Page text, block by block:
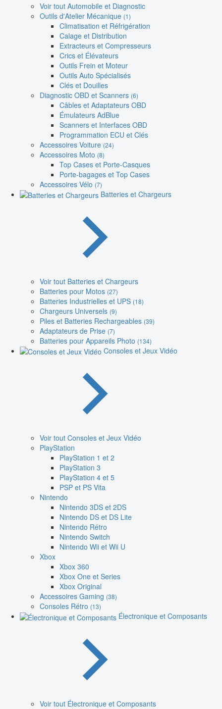
Voir tout Automobile et Diagnostic
Outils d'Atelier Mécanique (1)
Climatisation et Réfrigération
Calage et Distribution
Extracteurs et Compresseurs
Crics et Élévateurs
Outils Frein et Moteur
Outils Auto Spécialisés
Clés et Douilles
Diagnostic OBD et Scanners (6)
Câbles et Adaptateurs OBD
Émulateurs AdBlue
Scanners et Interfaces OBD
Programmation ECU et Clés
Accessoires Voiture (24)
Accessoires Moto (8)
Top Cases et Porte-Casques
Porte-bagages et Top Cases
Accessoires Vélo (7)
Batteries et Chargeurs
Voir tout Batteries et Chargeurs
Batteries pour Motos (27)
Batteries Industrielles et UPS (18)
Chargeurs Universels (9)
Piles et Batteries Rechargeables (39)
Adaptateurs de Prise (7)
Batteries pour Appareils Photo (134)
Consoles et Jeux Vidéo
Voir tout Consoles et Jeux Vidéo
PlayStation
PlayStation 1 et 2
PlayStation 3
PlayStation 4 et 5
PSP et PS Vita
Nintendo
Nintendo 3DS et 2DS
Nintendo DS et DS Lite
Nintendo Rétro
Nintendo Switch
Nintendo Wii et Wii U
Xbox
Xbox 360
Xbox One et Series
Xbox Original
Accessoires Gaming (38)
Consoles Rétro (13)
Électronique et Composants
Voir tout Électronique et Composants